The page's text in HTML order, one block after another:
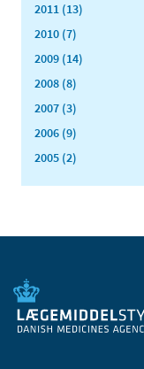
2011 (13)
2010 (7)
2009 (14)
2008 (8)
2007 (3)
2006 (9)
2005 (2)